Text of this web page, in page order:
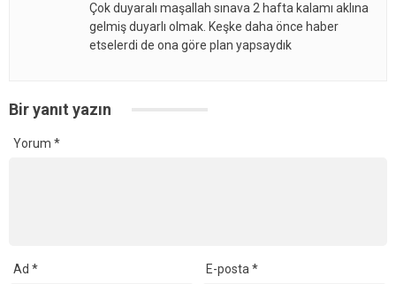
Çok duyaralı maşallah sınava 2 hafta kalamı aklına
gelmiş duyarlı olmak. Keşke daha önce haber
etselerdi de ona göre plan yapsaydık
Bir yanıt yazın
Yorum *
Ad * E-posta*